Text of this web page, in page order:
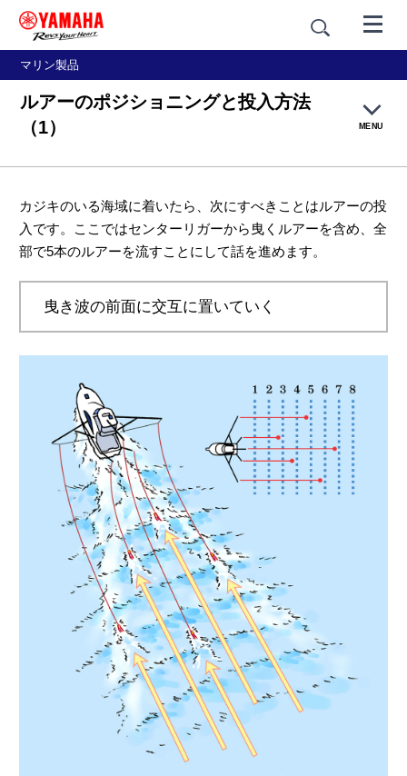
マリン製品
ルアーのポジショニングと投入方法
（1）
MENU
カジキ釣りについて
対象魚について
ボートについて
タックルについて
ストライクからランディング
ワンポイントアドバイス
イベント
レポート＆コラム
カジキのいる海域に着いたら、次にすべきことはルアーの投
入です。ここではセンターリガーから曳くルアーを含め、全
部で5本のルアーを流すことにして話を進めます。
曳き波の前面に交互に置いていく